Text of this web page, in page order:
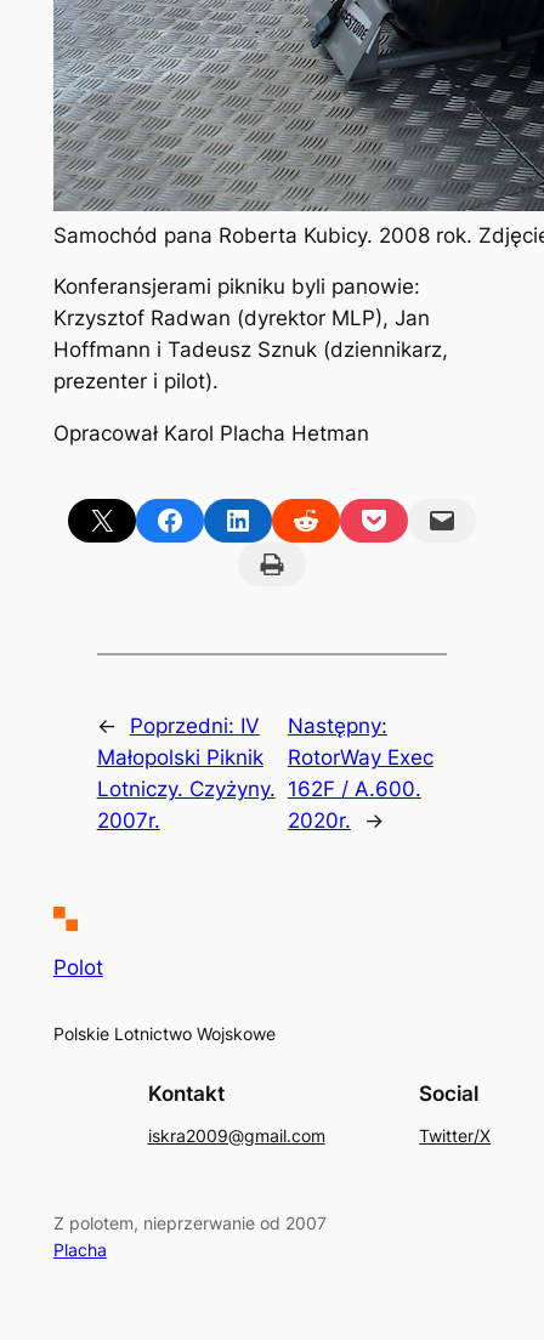
Samochód pana Roberta Kubicy. 2008 rok.
Konferansjerami pikniku byli panowie:
Krzysztof Radwan (dyrektor MLP), Jan
Hoffmann i Tadeusz Sznuk (dziennikarz,
prezenter i pilot).
Opracował Karol Placha Hetman
Share on X Share on FacebookShare on LinkedInShare on RedditShare on PocketEmail this Page
Print this Page
← Poprzedni: IV
Małopolski Piknik
Lotniczy. Czyżyny.
2007r.
Następny:
RotorWay Exec
162F / A.600.
2020r.
→
Polot
Polskie Lotnictwo Wojskowe
Kontakt
iskra2009@gmail.com
Social
Twitter/X
Z polotem, nieprzerwanie od 2007
Placha